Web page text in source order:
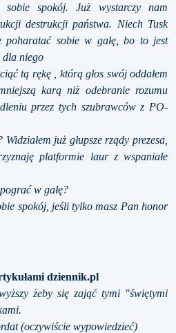
spokój. Już wystarczy nam
destrukcji państwa. Niech Tusk
sobie w gałę, bo to jest
dla niego
tą rękę , którą głos swój oddałem
karą niż odebranie rozumu
przez tych szubrawców z PO-
już głupsze rządy prezesa,
platformie laur z wspaniałe
w gałę?
spokój, jeśli tylko masz Pan honor
dziennik.pl
żeby się zająć tymi "świętymi
(oczywiście wypowiedzieć)